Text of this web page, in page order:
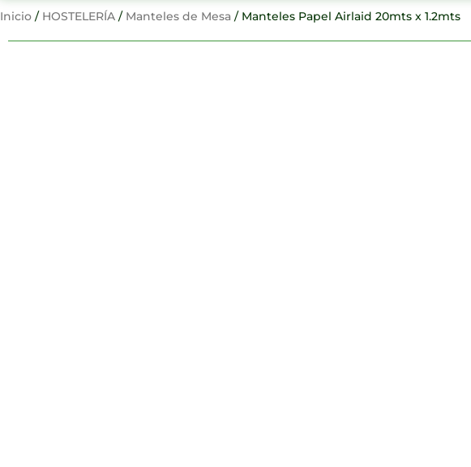
Inicio / HOSTELERÍA / Manteles de Mesa / Manteles Papel Airlaid 20mts x 1.2mts